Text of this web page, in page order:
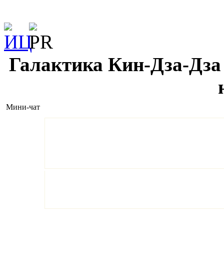
Галактика Кин-Дза-Дза
Мини-чат